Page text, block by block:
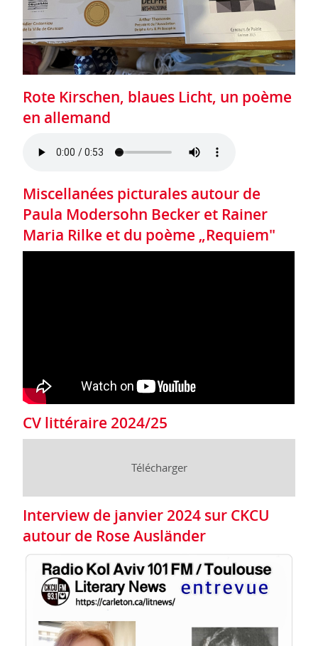
Rote Kirschen, blaues Licht, un poème
en allemand
Miscellanées picturales autour de
Paula Modersohn Becker et Rainer
Maria Rilke et du poème „Requiem"
CV littéraire 2024/25
Télécharger
Interview de janvier 2024 sur CKCU
autour de Rose Ausländer